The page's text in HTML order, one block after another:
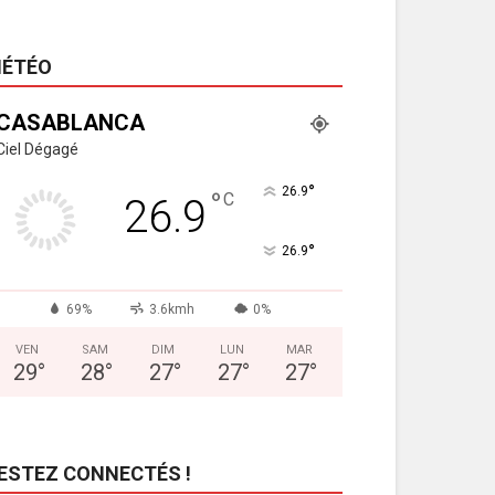
Dégagé
26.9 °C 26.9°
26.9°
69% 3.6kmh 0%
VEN
29°
SAM
28°
DIM
27°
LUN
27°
MAR
27°
CONNECTÉS !